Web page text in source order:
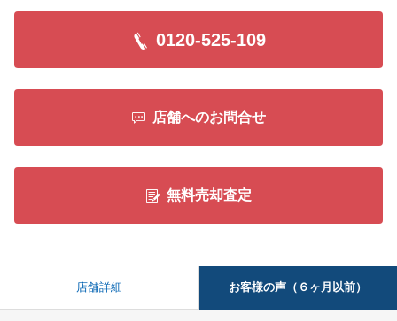
0120-525-109
店舗へのお問合せ
無料売却査定
店舗詳細 お客様の声（６ヶ月以前）